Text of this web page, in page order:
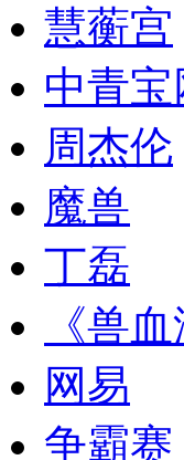
慧蘅宫
中青宝
周杰伦
魔兽
丁磊
《兽血
网易
争霸赛